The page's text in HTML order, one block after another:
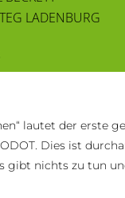
LADENBURG
lautet der erste
Dies ist
gibt nichts zu tun